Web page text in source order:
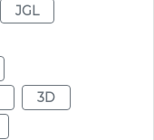
JGL
3D